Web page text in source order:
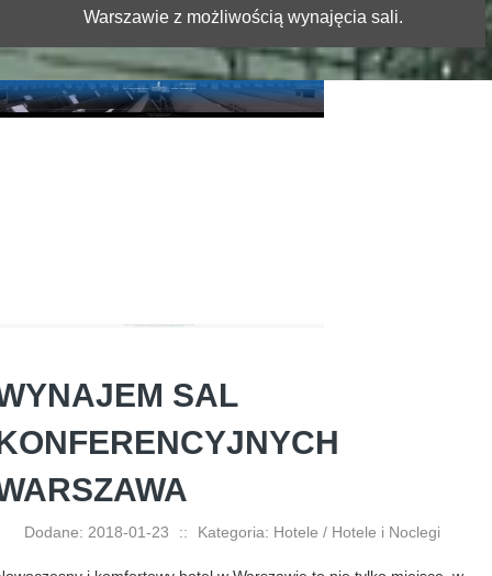
Warszawie z możliwością wynajęcia sali.
SAL
Dodane: 2018-01-23 :: Kategoria: Hotele / Hotele i Noclegi